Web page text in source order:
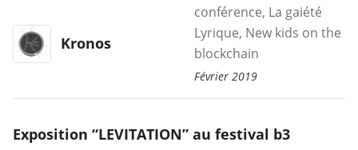
Kronos
conférence, La gaiété
Lyrique, New kids on the
blockchain
Février 2019
Exposition “LEVITATION” au festival b3